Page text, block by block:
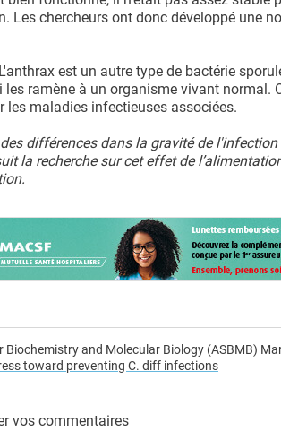
Les chercheurs ont donc développé une
L'anthrax est un autre type de bactérie
ramène à un organisme vivant normal.
les maladies infectieuses associées.
des différences dans la gravité de
la recherche sur cet effet de
Biochemistry and Molecular Biology (ASBMB)
toward preventing C. diff infections
vos commentaires